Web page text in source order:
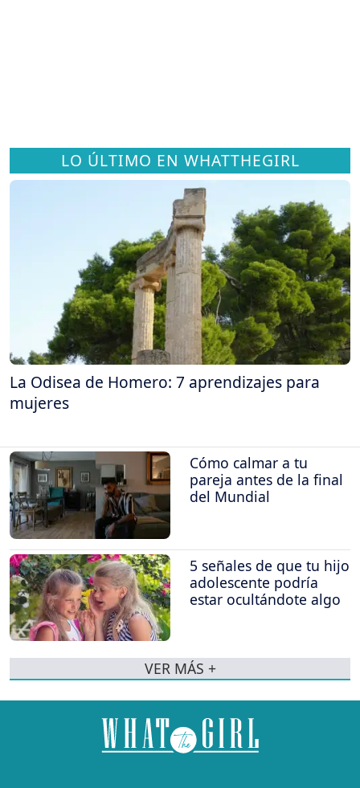
LO ÚLTIMO EN WHATTHEGIRL
La Odisea de Homero: 7 aprendizajes para
mujeres
Cómo calmar a tu
pareja antes de la final
del Mundial
5 señales de que tu hijo
adolescente podría
estar ocultándote algo
VER MÁS +